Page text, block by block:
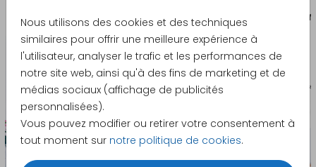
Nous utilisons des cookies et des techniques
similaires pour offrir une meilleure expérience à
l'utilisateur, analyser le trafic et les performances de
notre site web, ainsi qu'à des fins de marketing et de
médias sociaux (affichage de publicités
personnalisées).
Vous pouvez modifier ou retirer votre consentement à
tout moment sur notre politique de cookies.
Affiche